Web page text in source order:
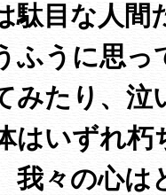
駄目な人間
ふうに思っ
みたり、泣
はいずれ朽
我々の心は